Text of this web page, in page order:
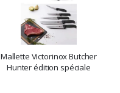
Mallette Victorinox Butcher
Hunter édition spéciale